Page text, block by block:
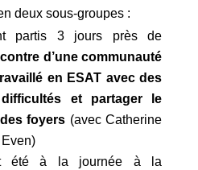
deux sous-groupes :
partis 3 jours près de
d’une communauté
en ESAT avec des
et partager le
foyers (avec Catherine
été à la journée à la